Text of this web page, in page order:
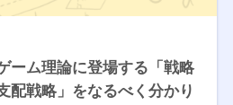
ーム理論に登場する「戦略
配戦略」をなるべく分かり